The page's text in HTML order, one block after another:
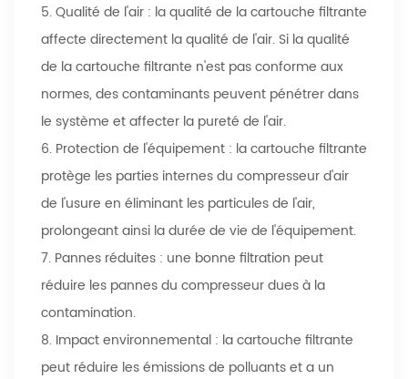
5. Qualité de l'air : la qualité de la cartouche filtrante
affecte directement la qualité de l'air. Si la qualité
de la cartouche filtrante n'est pas conforme aux
normes, des contaminants peuvent pénétrer dans
le système et affecter la pureté de l'air.
6. Protection de l'équipement : la cartouche filtrante
protège les parties internes du compresseur d'air
de l'usure en éliminant les particules de l'air,
prolongeant ainsi la durée de vie de l'équipement.
7. Pannes réduites : une bonne filtration peut
réduire les pannes du compresseur dues à la
contamination.
8. Impact environnemental : la cartouche filtrante
peut réduire les émissions de polluants et a un